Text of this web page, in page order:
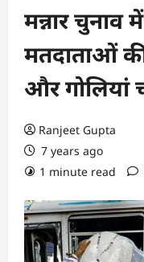
मन्नार चुनाव
मतदाताओं
और गोलियां
Ranjeet Gupta
7 years ago
1 minute read